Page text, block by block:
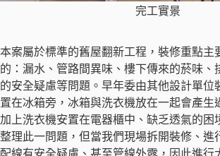
完工實景
本案屬於標準的舊屋翻新工程，裝修重點主
的：漏水、管路間異味、樓下傳來的菸味、
的安全疑慮等問題。早年委由其他設計單位
置在冰箱旁，冰箱與洗衣機放在一起會產生
加上洗衣機安置在電器櫃中、缺乏透氣的困
整理此一問題，但當我們現場拆開裝修、進
配線有安全疑慮、甚至管線外露，因此進行